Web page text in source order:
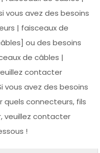
vous avez des besoins
| faisceaux de
ou des besoins
de câbles |
contacter
vous avez des besoins
quels connecteurs, fils
veuillez contacter
!